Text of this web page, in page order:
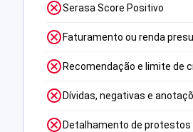
Serasa Score Positivo
Faturamento ou renda
Recomendação e limite de
Dívidas, negativas e
Detalhamento de protestos